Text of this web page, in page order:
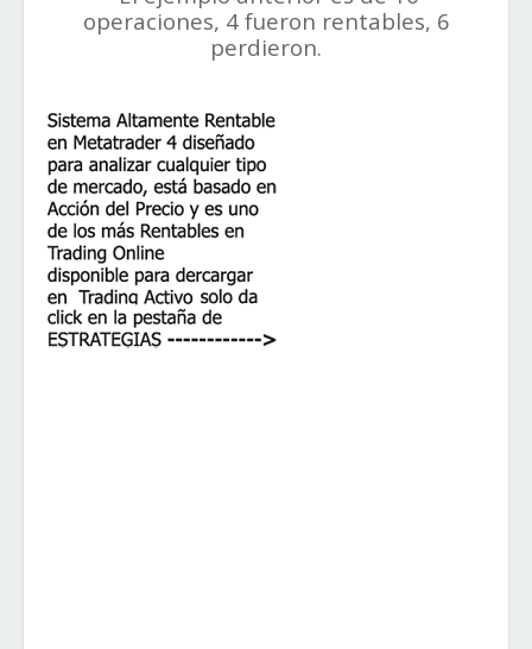
operaciones, 4 fueron rentables, 6
perdieron.